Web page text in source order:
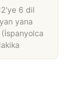
6 dil
yana